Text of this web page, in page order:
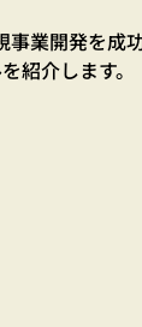
事業開発を成
紹介します。